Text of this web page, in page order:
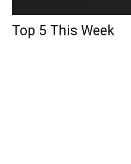
Top 5 This Week